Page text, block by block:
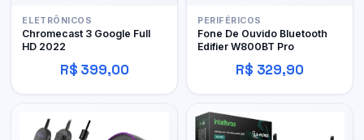
ELETRÔNICOS
Chromecast 3 Google Full
HD 2022
R$ 399,00
PERIFÉRICOS
Fone De Ouvido Bluetooth
Edifier W800BT Pro
R$ 329,90